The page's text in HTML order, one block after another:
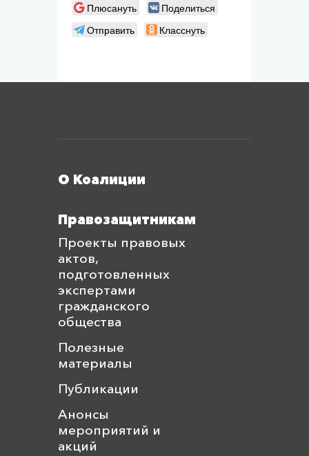
Плюсануть
Поделиться
Отправить
Класснуть
О Коалиции
Правозащитникам
Проекты правовых
актов,
подготовленных
экспертами
гражданского
общества
Полезные
материалы
Публикации
Анонсы
мероприятий и
акций